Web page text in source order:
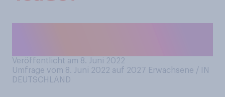
Veröffentlicht am 8. Juni 2022
Umfrage vom 8. Juni 2022 auf 2027 Erwachsene / IN
DEUTSCHLAND